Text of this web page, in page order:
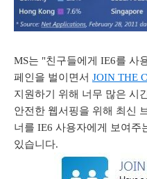
MS는 "친구들에게 IE6를 사
페인을 벌이면서 JOIN THE
지원하기 위해 너무 많은 시
안전한 웹서핑을 위해 최신
너를 IE6 사용자에게 보여주
있습니다.